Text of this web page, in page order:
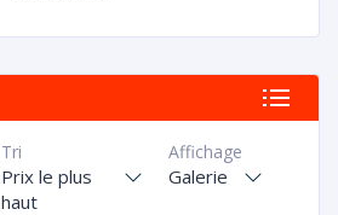
Affichage
Galerie
Tri
Prix le plus
haut